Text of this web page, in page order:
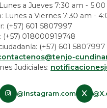
a Jueves 7:30 am -
Lunes a Viernes 7:30 am -
(+57) 601 5807997
018000919748
(+57) 601 5807997
Judiciales:
@Instagram.com